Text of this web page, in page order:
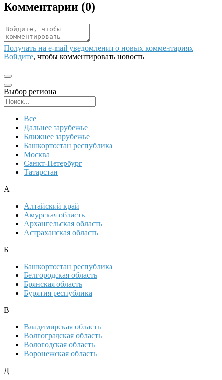
Комментарии (0)
Получать на e‑mail уведомления о новых комментариях
Войдите, чтобы комментировать новость
Выбор региона
Все
Дальнее зарубежье
Ближнее зарубежье
Башкортостан республика
Москва
Санкт-Петербург
Татарстан
А
Алтайский край
Амурская область
Архангельская область
Астраханская область
Б
Башкортостан республика
Белгородская область
Брянская область
Бурятия республика
В
Владимирская область
Волгоградская область
Вологодская область
Воронежская область
Д